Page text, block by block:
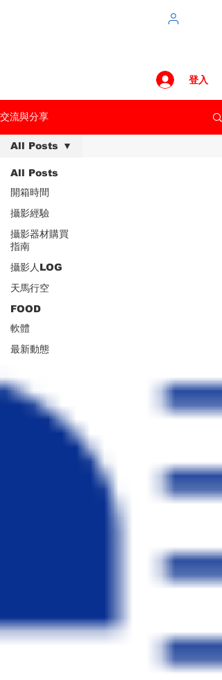
登入
交流與分享
All Posts
開箱時間
攝影經驗
攝影器材購買
指南
攝影人LOG
天馬行空
FOOD
軟體
最新動態
All Posts